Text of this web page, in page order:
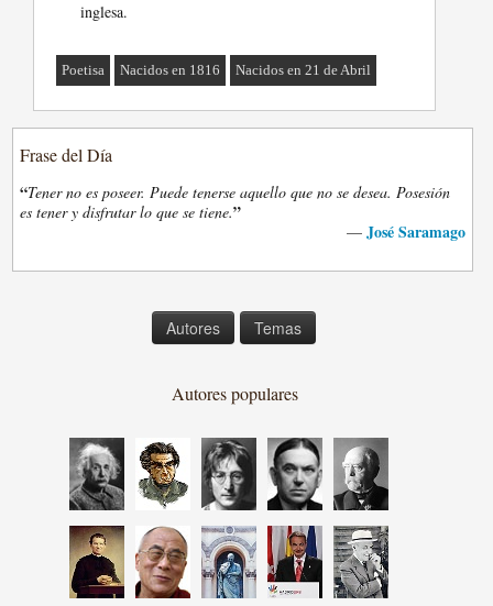
inglesa.
Poetisa Nacidos en 1816 Nacidos en 21 de Abril
Frase del Día
“Tener no es poseer. Puede tenerse aquello que no se desea. Posesión
es tener y disfrutar lo que se tiene.”
— José Saramago
Autores Temas
Autores populares